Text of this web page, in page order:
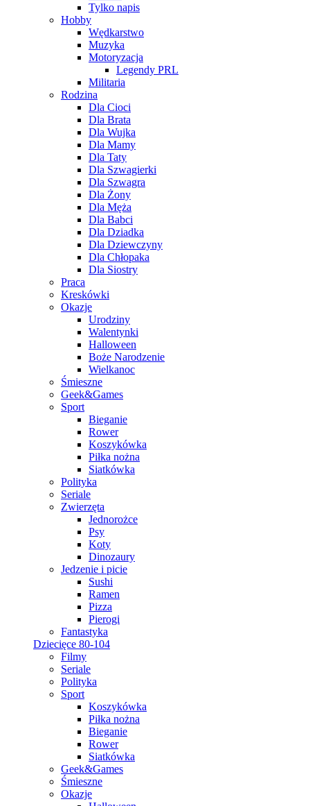
Tylko napis
Hobby
Wędkarstwo
Muzyka
Motoryzacja
Legendy PRL
Militaria
Rodzina
Dla Cioci
Dla Brata
Dla Wujka
Dla Mamy
Dla Taty
Dla Szwagierki
Dla Szwagra
Dla Żony
Dla Męża
Dla Babci
Dla Dziadka
Dla Dziewczyny
Dla Chłopaka
Dla Siostry
Praca
Kreskówki
Okazje
Urodziny
Walentynki
Halloween
Boże Narodzenie
Wielkanoc
Śmieszne
Geek&Games
Sport
Bieganie
Rower
Koszykówka
Piłka nożna
Siatkówka
Polityka
Seriale
Zwierzęta
Jednorożce
Psy
Koty
Dinozaury
Jedzenie i picie
Sushi
Ramen
Pizza
Pierogi
Fantastyka
Dziecięce 80-104
Filmy
Seriale
Polityka
Sport
Koszykówka
Piłka nożna
Bieganie
Rower
Siatkówka
Geek&Games
Śmieszne
Okazje